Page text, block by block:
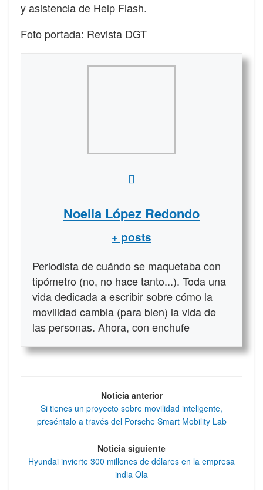
y asistencia de Help Flash.
Foto portada: Revista DGT
Noelia López Redondo
+ posts
Periodista de cuándo se maquetaba con
tipómetro (no, no hace tanto...). Toda una
vida dedicada a escribir sobre cómo la
movilidad cambia (para bien) la vida de
las personas. Ahora, con enchufe
Noticia anterior
Si tienes un proyecto sobre movilidad inteligente,
preséntalo a través del Porsche Smart Mobility Lab
Noticia siguiente
Hyundai invierte 300 millones de dólares en la empresa
india Ola